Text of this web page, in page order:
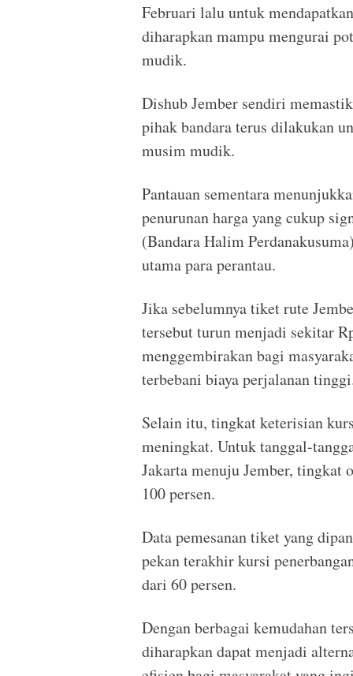
Februari lalu untuk
diharapkan mampu mengurai
mudik.
Dishub Jember sendiri
pihak bandara terus dilakukan
musim mudik.
Pantauan sementara
penurunan harga yang cukup
(Bandara Halim
utama para perantau.
Jika sebelumnya tiket rute
tersebut turun menjadi sekitar
menggembirakan bagi
terbebani biaya perjalanan
Selain itu, tingkat keterisian
meningkat. Untuk tanggal-
Jakarta menuju Jember, tingkat
100 persen.
Data pemesanan tiket yang
pekan terakhir kursi
dari 60 persen.
Dengan berbagai kemudahan
diharapkan dapat menjadi